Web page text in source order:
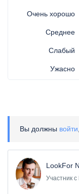
Очень хорошо
Среднее
Слабый
Ужасно
Вы должны войти
LookFor
Участник